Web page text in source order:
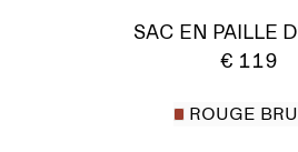
SAC EN PAILLE
€ 119
ROUGE